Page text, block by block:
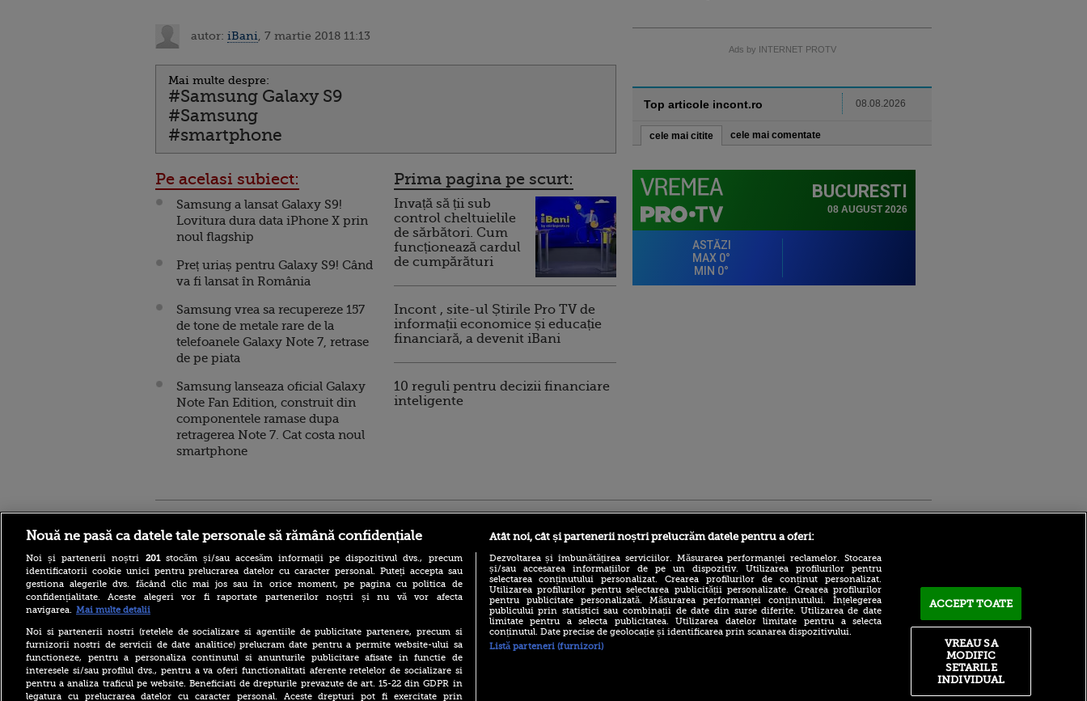
autor: iBani , 7 martie 2018 11:13
Mai multe despre:
#Samsung Galaxy S9
#Samsung
#smartphone
Pe acelasi subiect:
Samsung a lansat Galaxy S9!
Lovitura dura data iPhone X prin
noul flagship
Preț uriaș pentru Galaxy S9! Când
va fi lansat în România
Samsung vrea sa recupereze 157
de tone de metale rare de la
telefoanele Galaxy Note 7, retrase
de pe piata
Samsung lanseaza oficial Galaxy
Note Fan Edition, construit din
componentele ramase dupa
retragerea Note 7. Cat costa noul
smartphone
Prima pagina pe scurt:
Invață să ții sub
control cheltuielile
de sărbători. Cum
funcționează cardul
de cumpărături
Incont , site-ul Știrile Pro TV de
informații economice și educație
financiară, a devenit iBani
10 reguli pentru decizii financiare
inteligente
Ads by INTERNET PROTV
Top articole incont.ro 08.08.2026
cele mai citite cele mai comentate
Iranul, aproape de un acord
cu Omanul pentru
Strâmtoarea Ormuz. Ce
condiții pune Teheranul
Volodimir Zelenski, apel
disperat către aliați:
(P) Descoperă Lumea
Evenimentelor din România
ACUM: Ferencvaros - Real
Madrid 0-1, pe VOYO Sport
Nouă ne pasă ca datele tale personale să rămână confidențiale
Noi și partenerii noștri 201stocăm și/sau accesăm informații pe dispozitivul dvs., precum
identificatorii cookie unici pentru prelucrarea datelor cu caracter personal. Puteți accepta sau
gestiona alegerile dvs. făcând clic mai jos sau în orice moment, pe pagina cu politica de
confidențialitate. Aceste alegeri vor fi raportate partenerilor noștri și nu vă vor afecta
navigarea. Mai multe detalii
Noi si partenerii nostri (retelele de socializare si agentiile de publicitate partenere, precum si
furnizorii nostri de servicii de date analitice) prelucram date pentru a permite website-ului sa
functioneze, pentru a personaliza continutul si anunturile publicitare afisate in functie de
interesele si/sau profilul dvs., pentru a va oferi functionalitati aferente retelelor de socializare si
pentru a analiza traficul pe website. Beneficiati de drepturile prevazute de art. 15-22 din GDPR in
legatura cu prelucrarea datelor cu caracter personal. Aceste drepturi pot fi exercitate prin
Atât noi, cât și partenerii noștri prelucrăm datele pentru a oferi:
Dezvoltarea și îmbunătățirea serviciilor. Măsurarea performanței reclamelor. Stocarea
și/sau accesarea informațiilor de pe un dispozitiv. Utilizarea profilurilor pentru
selectarea conținutului personalizat. Crearea profilurilor de conținut personalizat.
Utilizarea profilurilor pentru selectarea publicității personalizate. Crearea profilurilor
pentru publicitate personalizată. Măsurarea performanței conținutului. Înțelegerea
publicului prin statistici sau combinații de date din surse diferite. Utilizarea de date
limitate pentru a selecta publicitatea. Utilizarea datelor limitate pentru a selecta
conținutul. Date precise de geolocație și identificarea prin scanarea dispozitivului.
Listă parteneri (furnizori)
ACCEPT TOATE
VREAU SA
MODIFIC
SETARILE
INDIVIDUAL